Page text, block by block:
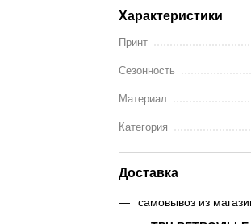
Характеристики
Принт
Сезонность
Материал
Категория
Доставка
самовывоз из